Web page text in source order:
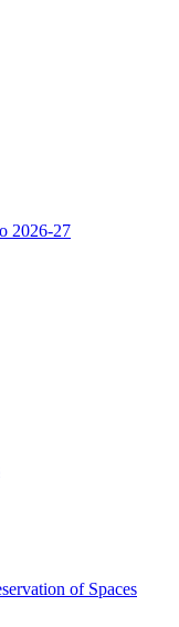
2026-27
of Spaces